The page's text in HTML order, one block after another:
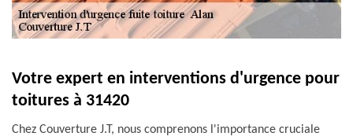
Votre expert en interventions d'urgence pour
toitures à 31420
Chez Couverture J.T, nous comprenons l'importance cruciale